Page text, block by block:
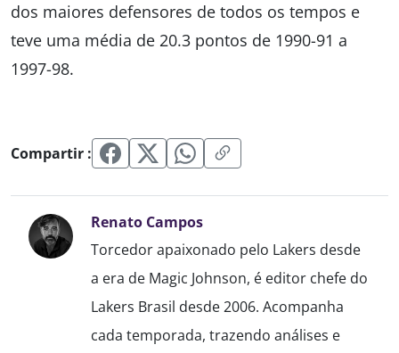
dos maiores defensores de todos os tempos e
teve uma média de 20.3 pontos de 1990-91 a
1997-98.
Compartir :
Renato Campos
Torcedor apaixonado pelo Lakers desde
a era de Magic Johnson, é editor chefe do
Lakers Brasil desde 2006. Acompanha
cada temporada, trazendo análises e